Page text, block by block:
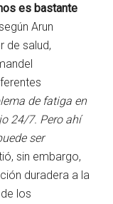
es bastante
Arun
de salud,
de fatiga en
24/7. Pero ahí
ser
sin embargo,
duradera a la
los